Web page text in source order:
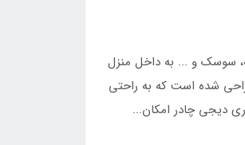
سوسک و ... به داخل منزل
شده است که به راحتی
دیجی چادر امکان...